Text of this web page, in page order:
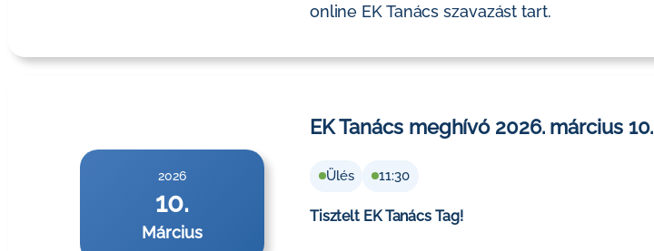
online EK Tanács szavazást tart.
2026
10.
Március
EK Tanács meghívó 2026. március 10.
Ülés 11:30
Tisztelt EK Tanács Tag!